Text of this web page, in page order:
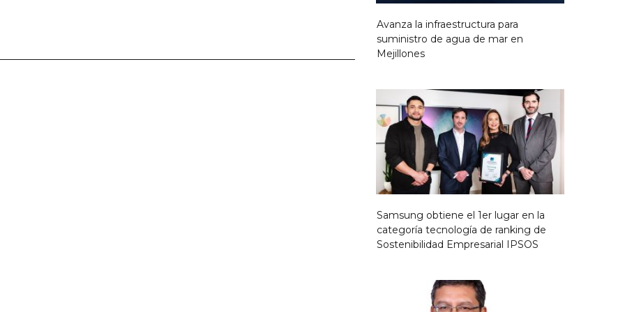
Avanza la infraestructura para
suministro de agua de mar en
Mejillones
Samsung obtiene el 1er lugar en la
categoría tecnología de ranking de
Sostenibilidad Empresarial IPSOS